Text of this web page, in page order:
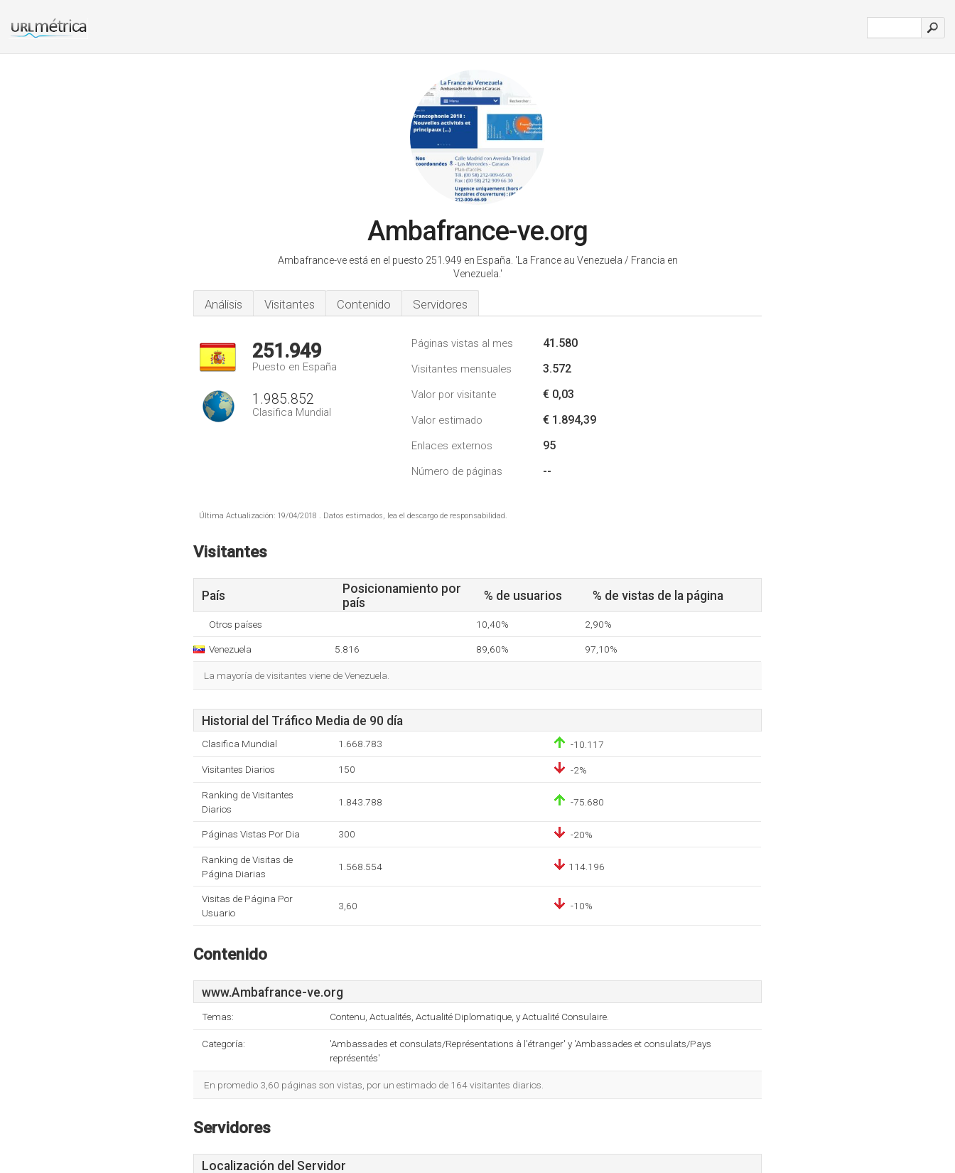
Ambafrance-ve.org
Ambafrance-ve está en el puesto 251.949 en España. 'La France au Venezuela / Francia en
Venezuela.'
Análisis Visitantes Contenido Servidores
251.949
Puesto en España
1.985.852
Clasifica Mundial
Páginas vistas al mes 41.580
Visitantes mensuales 3.572
Valor por visitante € 0,03
Valor estimado € 1.894,39
Enlaces externos 95
Número de páginas --
Última Actualización: 19/04/2018 . Datos estimados, lea el descargo de responsabilidad.
Visitantes
País
Posicionamiento por
país
% de usuarios % de vistas de la página
Otros países 10,40% 2,90%
Venezuela 5.816 89,60% 97,10%
La mayoría de visitantes viene de Venezuela.
Historial del Tráfico Media de 90 día
Clasifica Mundial 1.668.783 -10.117
Visitantes Diarios 150 -2%
Ranking de Visitantes
Diarios
1.843.788 -75.680
Páginas Vistas Por Dia 300 -20%
Ranking de Visitas de
Página Diarias
1.568.554 114.196
Visitas de Página Por
Usuario
3,60 -10%
Contenido
www.Ambafrance-ve.org
Temas: Contenu, Actualités, Actualité Diplomatique, y Actualité Consulaire.
Categoría:
'Ambassades et consulats/Représentations à l'étranger' y 'Ambassades et consulats/Pays
représentés'
En promedio 3,60 páginas son vistas, por un estimado de 164 visitantes diarios.
Servidores
Localización del Servidor